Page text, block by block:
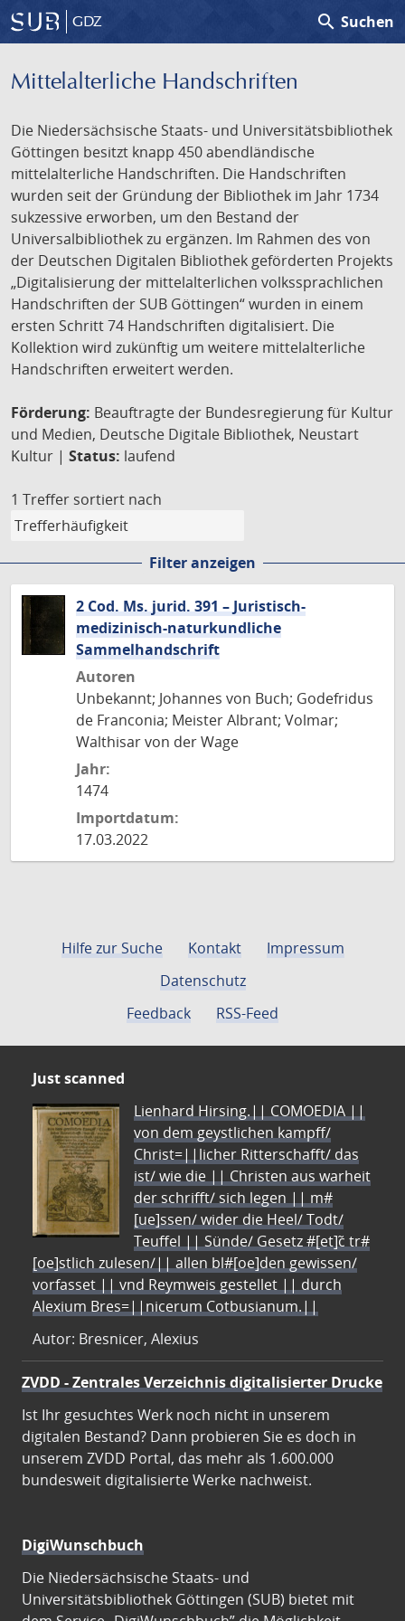
GDZ search Suchen
Mittelalterliche Handschriften
Die Niedersächsische Staats- und Universitätsbibliothek
Göttingen besitzt knapp 450 abendländische
mittelalterliche Handschriften. Die Handschriften
wurden seit der Gründung der Bibliothek im Jahr 1734
sukzessive erworben, um den Bestand der
Universalbibliothek zu ergänzen. Im Rahmen des von
der Deutschen Digitalen Bibliothek geförderten Projekts
„Digitalisierung der mittelalterlichen volkssprachlichen
Handschriften der SUB Göttingen“ wurden in einem
ersten Schritt 74 Handschriften digitalisiert. Die
Kollektion wird zukünftig um weitere mittelalterliche
Handschriften erweitert werden.
Förderung: Beauftragte der Bundesregierung für Kultur
und Medien, Deutsche Digitale Bibliothek, Neustart
Kultur | Status: laufend
1 Treffer sortiert nach
Filter anzeigen
2 Cod. Ms. jurid. 391 – Juristisch-
medizinisch-naturkundliche
Sammelhandschrift
Autoren
Unbekannt; Johannes von Buch; Godefridus
de Franconia; Meister Albrant; Volmar;
Walthisar von der Wage
Jahr:
1474
Importdatum:
17.03.2022
Hilfe zur Suche Kontakt
Impressum
Datenschutz
Feedback
RSS-Feed
Just scanned
Lienhard Hirsing.|| COMOEDIA ||
von dem geystlichen kampff/
Christ=||licher Ritterschafft/ das
ist/ wie die || Christen aus warheit
der schrifft/ sich legen || m#
[ue]ssen/ wider die Heel/ Todt/
Teuffel || Sünde/ Gesetz #[et]c̃ tr#
[oe]stlich zulesen/|| allen bl#[oe]den gewissen/
vorfasset || vnd Reymweis gestellet || durch
Alexium Bres=||nicerum Cotbusianum.||
Autor: Bresnicer, Alexius
ZVDD - Zentrales Verzeichnis digitalisierter Drucke
Ist Ihr gesuchtes Werk noch nicht in unserem
digitalen Bestand? Dann probieren Sie es doch in
unserem ZVDD Portal, das mehr als 1.600.000
bundesweit digitalisierte Werke nachweist.
DigiWunschbuch
Die Niedersächsische Staats- und
Universitätsbibliothek Göttingen (SUB) bietet mit